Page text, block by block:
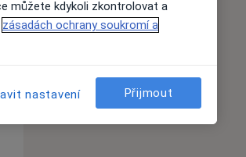
můžete kdykoli zkontrolovat a
zásadách ochrany soukromí a
nastavení Přijmout